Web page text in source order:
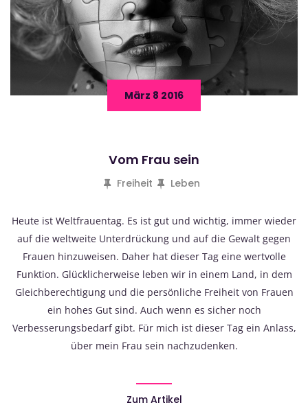
März 8 2016
Vom Frau sein
Freiheit Leben
Heute ist Weltfrauentag. Es ist gut und wichtig, immer wieder
auf die weltweite Unterdrückung und auf die Gewalt gegen
Frauen hinzuweisen. Daher hat dieser Tag eine wertvolle
Funktion. Glücklicherweise leben wir in einem Land, in dem
Gleichberechtigung und die persönliche Freiheit von Frauen
ein hohes Gut sind. Auch wenn es sicher noch
Verbesserungsbedarf gibt. Für mich ist dieser Tag ein Anlass,
über mein Frau sein nachzudenken.
Zum Artikel